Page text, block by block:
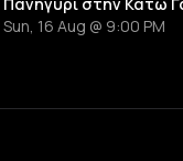
Sun, 16 Aug @ 9:00 PM